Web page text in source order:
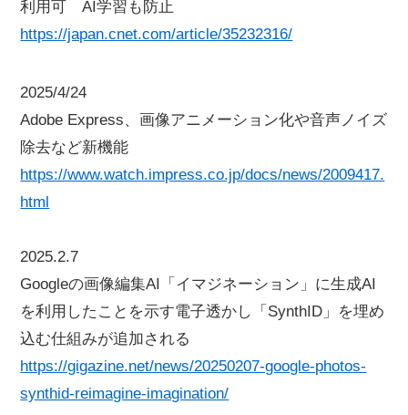
利用可 AI学習も防止
https://japan.cnet.com/article/35232316/
2025/4/24
Adobe Express、画像アニメーション化や音声ノイズ
除去など新機能
https://www.watch.impress.co.jp/docs/news/2009417.
html
2025.2.7
Googleの画像編集AI「イマジネーション」に生成AI
を利用したことを示す電子透かし「SynthID」を埋め
込む仕組みが追加される
https://gigazine.net/news/20250207-google-photos-
synthid-reimagine-imagination/